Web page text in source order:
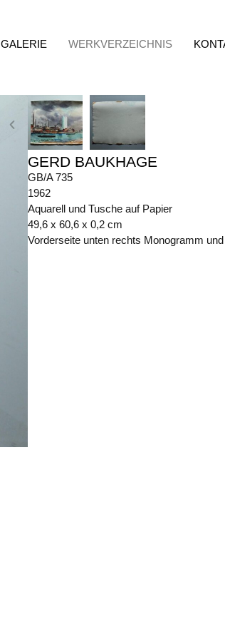
GALERIE WERKVERZEICHNIS
GERD BAUKHAGE
GB/A 735
1962
Aquarell und Tusche auf Papier
49,6 x 60,6 x 0,2 cm
Vorderseite unten rechts Monogramm